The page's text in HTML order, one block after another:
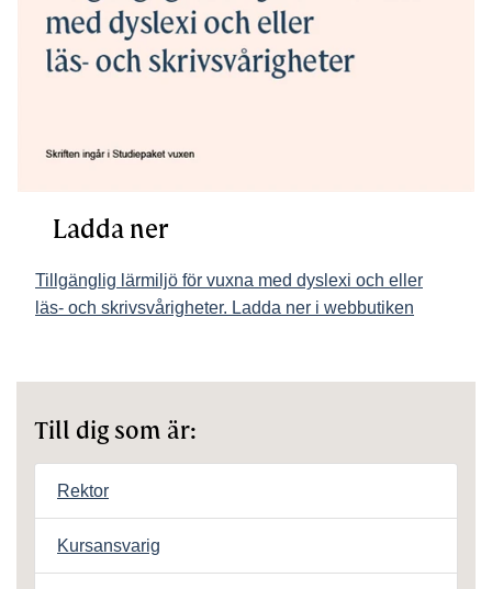
Ladda ner
Tillgänglig lärmiljö för vuxna med dyslexi och eller
läs- och skrivsvårigheter. Ladda ner i webbutiken
Till dig som är:
Rektor
Kursansvarig